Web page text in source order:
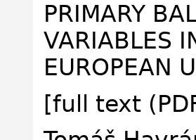
PRIMARY
VARIABLES
EUROPEAN
[full text